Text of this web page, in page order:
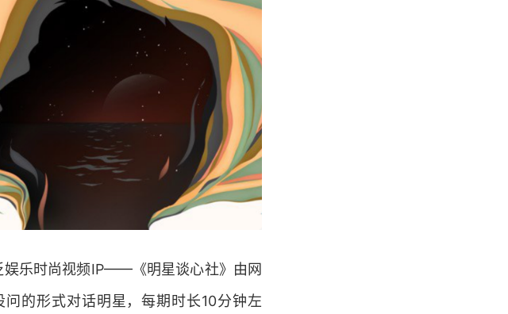
娱乐时尚视频IP——《明星谈心社》由网
的形式对话明星，每期时长10分钟左